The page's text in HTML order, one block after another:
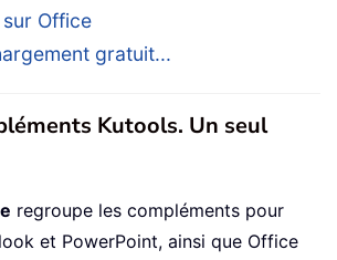
Office
gratuit...
Kutools. Un seul
regroupe les compléments pour
et PowerPoint, ainsi que Office